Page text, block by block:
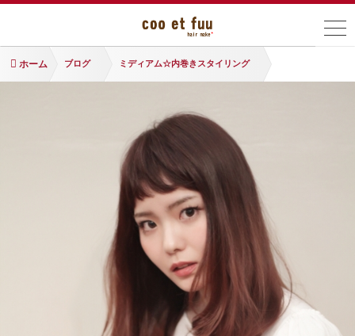
ホーム ブログ ミディアム☆内巻きスタイリング